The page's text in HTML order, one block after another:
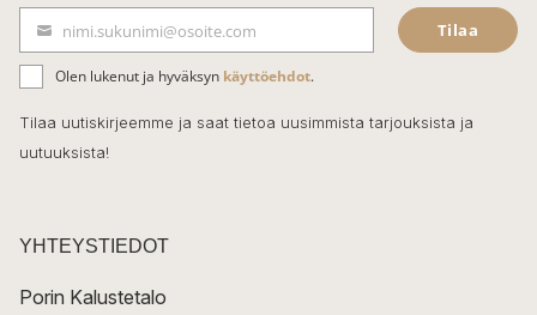
b
o
o
k
ä
h
k
t
nimi.sukunimi@osoite.com Tilaa
Olen lukenut ja hyväksyn käyttöehdot.
Tilaa uutiskirjeemme ja saat tietoa uusimmista tarjouksista ja
uutuuksista!
YHTEYSTIEDOT
Porin Kalustetalo